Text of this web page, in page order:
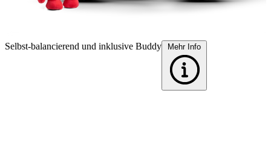
Selbst-balancierend und inklusive Buddy